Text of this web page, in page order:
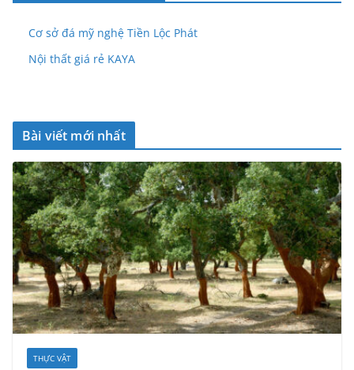
Cơ sở đá mỹ nghệ Tiền Lộc Phát
Nội thất giá rẻ KAYA
Bài viết mới nhất
THỰC VẬT